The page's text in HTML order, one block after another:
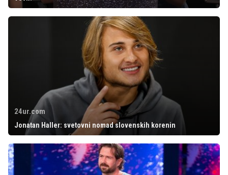
24ur.com
Jonatan Haller: svetovni nomad slovenskih korenin